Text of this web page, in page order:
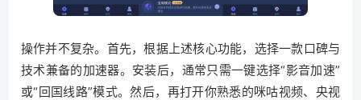
操作并不复杂。首先，根据上述核心功能，选择一款口碑与
技术兼备的加速器。安装后，通常只需一键选择“影音加速”
或“回国线路”模式。然后，再打开你熟悉的咪咕视频、央视